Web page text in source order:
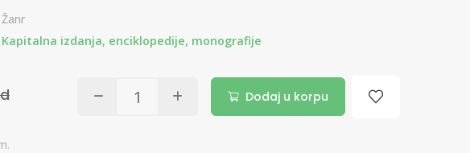
Žanr
Kapitalna izdanja, enciklopedije, monografije
Dodaj u korpu